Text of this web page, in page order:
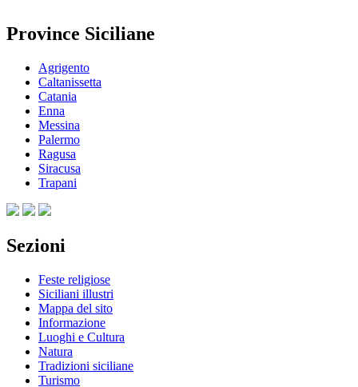
Province Siciliane
Agrigento
Caltanissetta
Catania
Enna
Messina
Palermo
Ragusa
Siracusa
Trapani
Sezioni
Feste religiose
Siciliani illustri
Mappa del sito
Informazione
Luoghi e Cultura
Natura
Tradizioni siciliane
Turismo